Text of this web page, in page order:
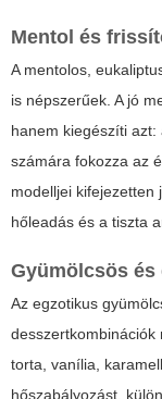
Mentol és
A mentolos,
is népszerűek. A jó
hanem kiegészíti
számára fokozza az
modelljei kifejezetten
hőleadás és a tiszta
Gyümölcsös és
Az egzotikus
desszertkombinációk
torta, vanília,
hőszabályozást,